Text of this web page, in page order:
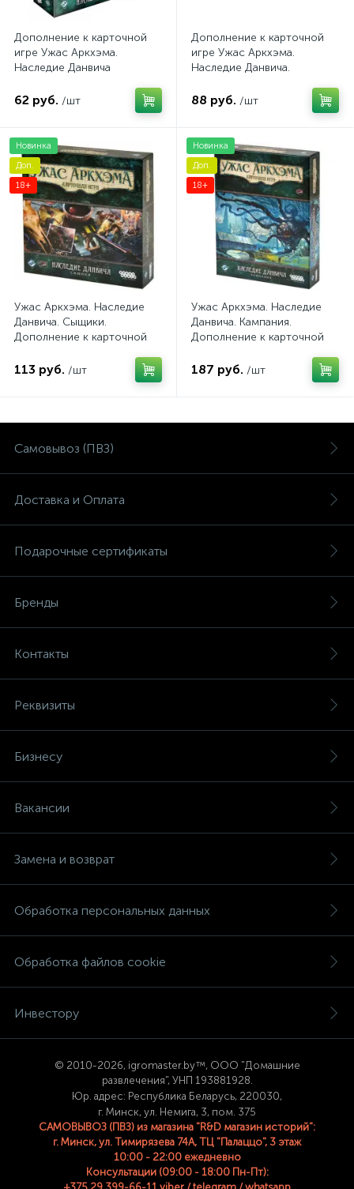
Дополнение к карточной
игре Ужас Аркхэма.
Наследие Данвича
62 руб. /шт
Дополнение к карточной
игре Ужас Аркхэма.
Наследие Данвича.
88 руб. /шт
Новинка
Доп.
18+
Ужас Аркхэма. Наследие
Данвича. Сыщики.
Дополнение к карточной
113 руб. /шт
Новинка
Доп.
18+
Ужас Аркхэма. Наследие
Данвича. Кампания.
Дополнение к карточной
187 руб. /шт
Самовывоз (ПВЗ)
Доставка и Оплата
Подарочные сертификаты
Бренды
Контакты
Реквизиты
Бизнесу
Вакансии
Замена и возврат
Обработка персональных данных
Обработка файлов cookie
Инвестору
© 2010-2026, igromaster.by™, ООО "Домашние
развлечения", УНП 193881928.
Юр. адрес: Республика Беларусь, 220030,
г. Минск, ул. Немига, 3, пом. 375
САМОВЫВОЗ (ПВЗ) из магазина "R&D магазин историй":
г. Минск, ул. Тимирязева 74A, ТЦ "Палаццо", 3 этаж
10:00 - 22:00 ежедневно
Консультации (09:00 - 18:00 Пн-Пт):